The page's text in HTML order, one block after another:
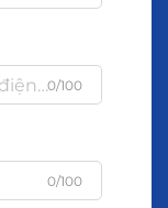
0/100
0/100